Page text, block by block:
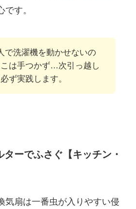
す。
で洗濯機を動かせないの
は手つかず…次引っ越し
ず実践します。
ーでふさぐ【キッチン・
気扇は一番虫が入りやすい侵